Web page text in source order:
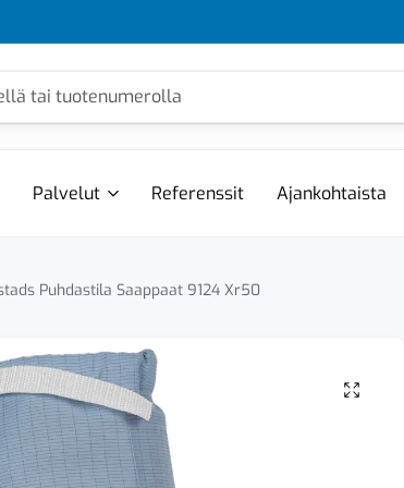
Palvelut Referenssit Ajankohtaista
Puhdastila Saappaat 9124 Xr50